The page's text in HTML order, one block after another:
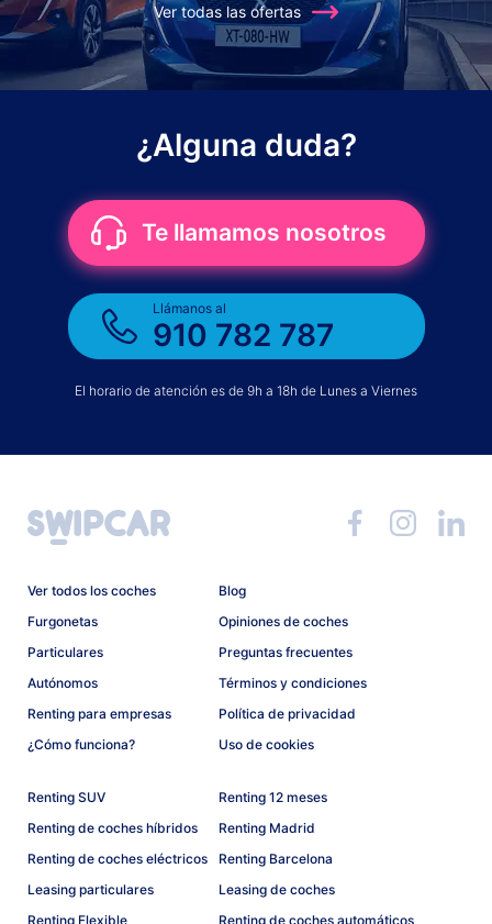
Ver todas las ofertas
¿Alguna duda?
Te llamamos nosotros
Llámanos al
910 782 787
El horario de atención es de 9h a 18h de Lunes a Viernes
Ver todos los coches
Furgonetas
Particulares
Autónomos
Renting para empresas
¿Cómo funciona?
Blog
Opiniones de coches
Preguntas frecuentes
Términos y condiciones
Política de privacidad
Uso de cookies
Renting SUV
Renting de coches híbridos
Renting de coches eléctricos
Leasing particulares
Renting Flexible
Renting 12 meses
Renting Madrid
Renting Barcelona
Leasing de coches
Renting de coches automáticos